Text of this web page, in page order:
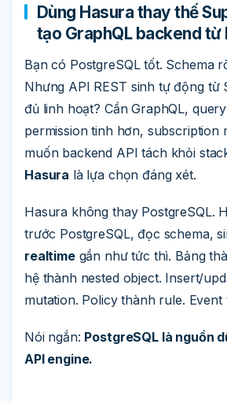
Dùng Hasura thay thế
tạo GraphQL backend từ
Bạn có PostgreSQL tốt. Schema
Nhưng API REST sinh tự động từ
đủ linh hoạt? Cần GraphQL,
permission tinh hơn, subscription
muốn backend API tách khỏi
Hasura là lựa chọn đáng xét.
Hasura không thay PostgreSQL.
trước PostgreSQL, đọc schema,
realtimegần như tức thì. Bảng
hệ thành nested object. Insert/
mutation. Policy thành rule.
Nói ngắn: PostgreSQL là nguồn
API engine.